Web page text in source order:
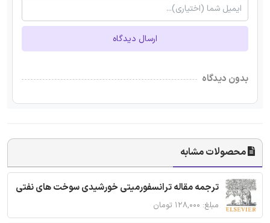
ارسال دیدگاه
بدون دیدگاه
محصولات مشابه
ترجمه مقاله ترانسفورمیتی خورشیدی سوخت های نفتی
مبلغ: ۱۲۸,۰۰۰ تومان